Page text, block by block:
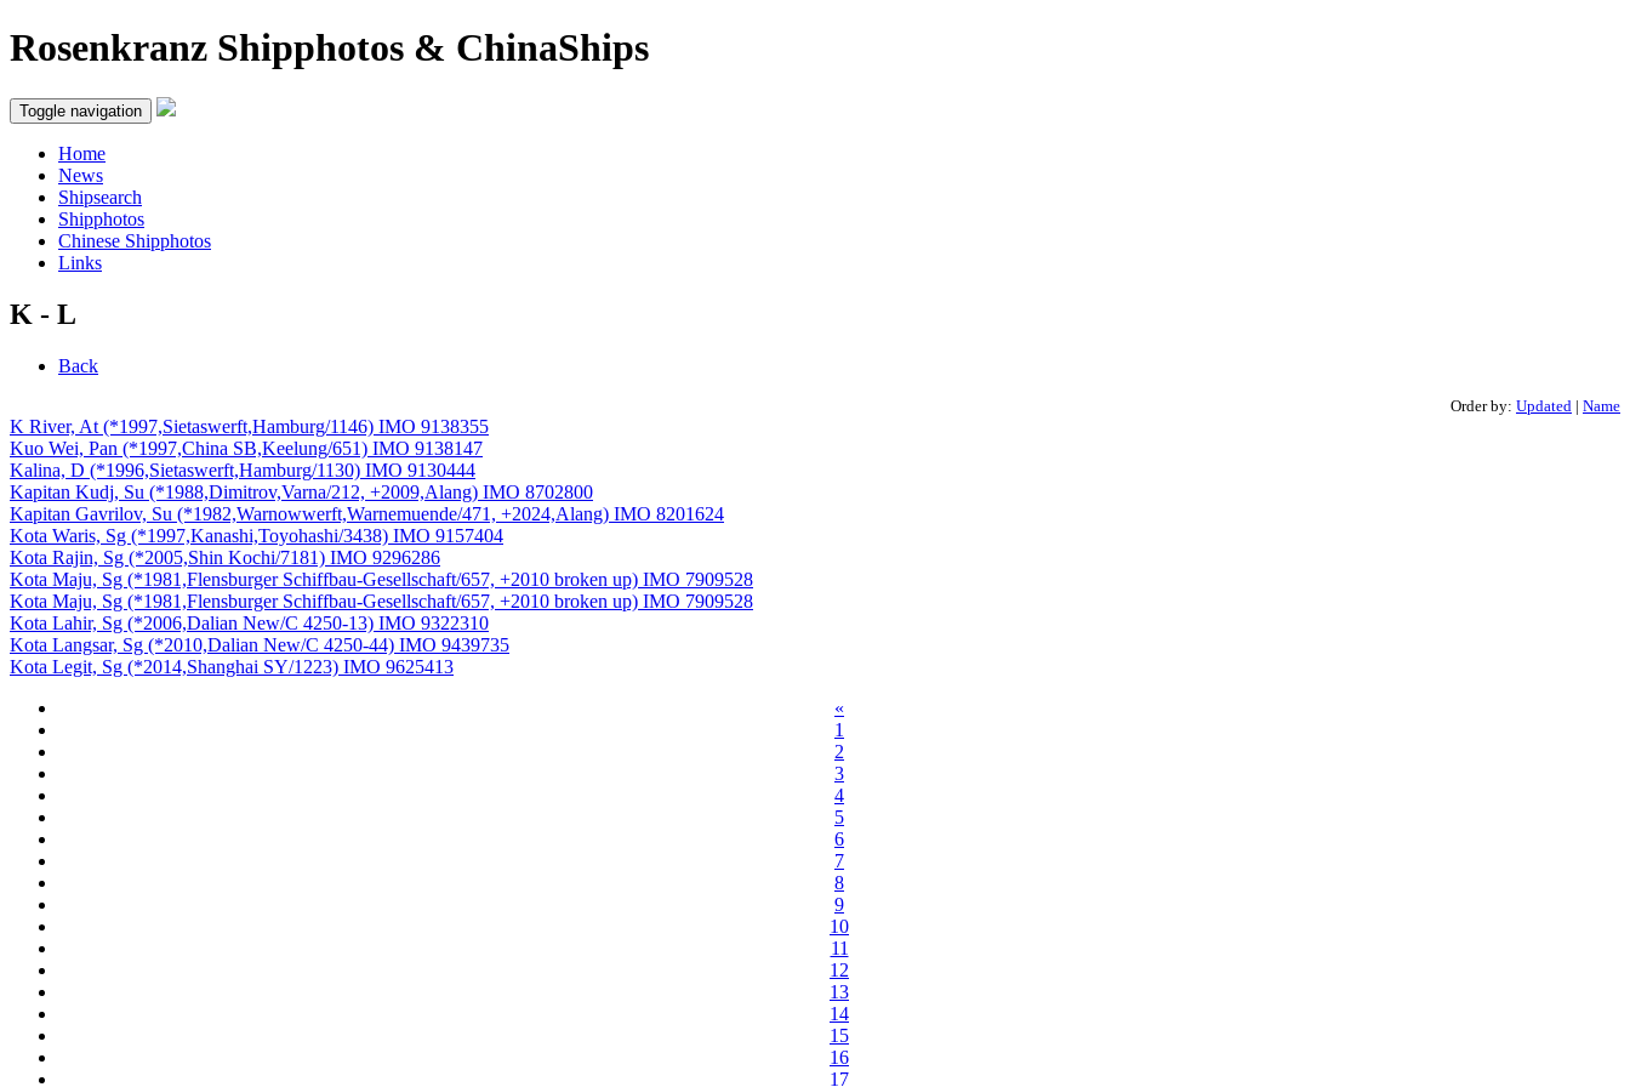
Rosenkranz Shipphotos & ChinaShips
Toggle navigation
Home
News
Shipsearch
Shipphotos
Chinese Shipphotos
Links
K - L
Back
Order by: Updated | Name
K River, At (*1997,Sietaswerft,Hamburg/1146) IMO 9138355
Kuo Wei, Pan (*1997,China SB,Keelung/651) IMO 9138147
Kalina, D (*1996,Sietaswerft,Hamburg/1130) IMO 9130444
Kapitan Kudj, Su (*1988,Dimitrov,Varna/212, +2009,Alang) IMO 8702800
Kapitan Gavrilov, Su (*1982,Warnowwerft,Warnemuende/471, +2024,Alang) IMO 8201624
Kota Waris, Sg (*1997,Kanashi,Toyohashi/3438) IMO 9157404
Kota Rajin, Sg (*2005,Shin Kochi/7181) IMO 9296286
Kota Maju, Sg (*1981,Flensburger Schiffbau-Gesellschaft/657, +2010 broken up) IMO 7909528
Kota Maju, Sg (*1981,Flensburger Schiffbau-Gesellschaft/657, +2010 broken up) IMO 7909528
Kota Lahir, Sg (*2006,Dalian New/C 4250-13) IMO 9322310
Kota Langsar, Sg (*2010,Dalian New/C 4250-44) IMO 9439735
Kota Legit, Sg (*2014,Shanghai SY/1223) IMO 9625413
«
1
2
3
4
5
6
7
8
9
10
11
12
13
14
15
16
17